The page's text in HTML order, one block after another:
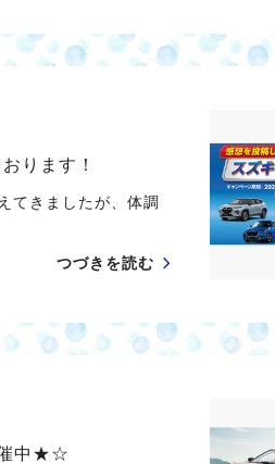
ります！
てきましたが、体調
つづきを読む
催中★☆